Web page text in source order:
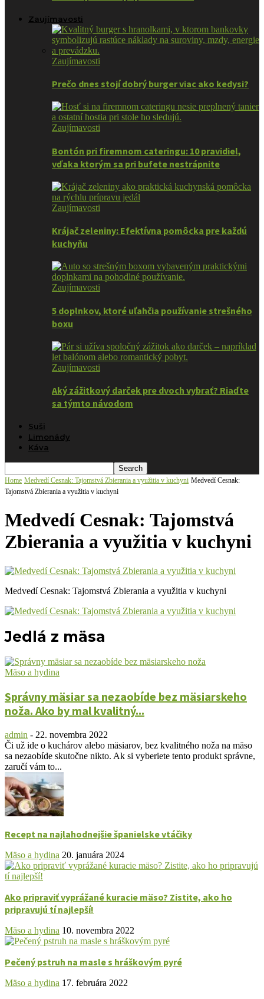
Zaujímavosti
Zaujímavosti
Prečo dnes stojí dobrý burger viac ako kedysi?
Zaujímavosti
Bontón pri firemnom cateringu: 10 pravidiel,
vďaka ktorým sa pri bufete nestrápnite
Zaujímavosti
Krájač zeleniny: Efektívna pomôcka pre každú
kuchyňu
Zaujímavosti
5 doplnkov, ktoré uľahčia používanie strešného
boxu
Zaujímavosti
Aký zážitkový darček pre dvoch vybrať? Riaďte
sa týmto návodom
Suši
Limonády
Káva
Home Medvedí Cesnak: Tajomstvá Zbierania a využitia v kuchyni Medvedí Cesnak:
Tajomstvá Zbierania a využitia v kuchyni
Medvedí Cesnak: Tajomstvá
Zbierania a využitia v kuchyni
Medvedí Cesnak: Tajomstvá Zbierania a využitia v kuchyni
Jedlá z mäsa
Mäso a hydina
Správny mäsiar sa nezaobíde bez mäsiarskeho
noža. Ako by mal kvalitný...
admin - 22. novembra 2022
Či už ide o kuchárov alebo mäsiarov, bez kvalitného noža na mäso
sa nezaobíde skutočne nikto. Ak si vyberiete tento produkt správne,
zaručí vám to...
Recept na najlahodnejšie španielske vtáčiky
Mäso a hydina 20. januára 2024
Ako pripraviť vyprážané kuracie mäso? Zistite, ako ho
pripravujú tí najlepší!
Mäso a hydina 10. novembra 2022
Pečený pstruh na masle s hráškovým pyré
Mäso a hydina 17. februára 2022